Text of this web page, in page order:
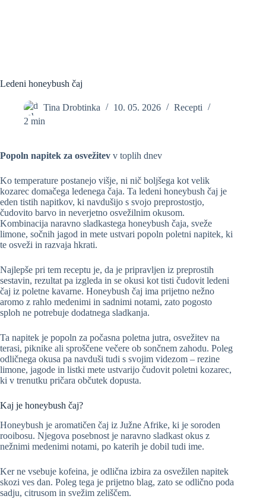
Ledeni honeybush čaj
Tina Drobtinka 10. 05. 2026
Recepti
2 min
Popoln napitek za osvežitev v toplih dnev
Ko temperature postanejo višje, ni nič boljšega kot velik
kozarec domačega ledenega čaja. Ta ledeni honeybush čaj je
eden tistih napitkov, ki navdušijo s svojo preprostostjo,
čudovito barvo in neverjetno osvežilnim okusom.
Kombinacija naravno sladkastega honeybush čaja, sveže
limone, sočnih jagod in mete ustvari popoln poletni napitek, ki
te osveži in razvaja hkrati.
Najlepše pri tem receptu je, da je pripravljen iz preprostih
sestavin, rezultat pa izgleda in se okusi kot tisti čudovit ledeni
čaj iz poletne kavarne. Honeybush čaj ima prijetno nežno
aromo z rahlo medenimi in sadnimi notami, zato pogosto
sploh ne potrebuje dodatnega sladkanja.
Ta napitek je popoln za počasna poletna jutra, osvežitev na
terasi, piknike ali sproščene večere ob sončnem zahodu. Poleg
odličnega okusa pa navduši tudi s svojim videzom – rezine
limone, jagode in listki mete ustvarijo čudovit poletni kozarec,
ki v trenutku pričara občutek dopusta.
Kaj je honeybush čaj?
Honeybush je aromatičen čaj iz Južne Afrike, ki je soroden
rooibosu. Njegova posebnost je naravno sladkast okus z
nežnimi medenimi notami, po katerih je dobil tudi ime.
Ker ne vsebuje kofeina, je odlična izbira za osvežilen napitek
skozi ves dan. Poleg tega je prijetno blag, zato se odlično poda
sadju, citrusom in svežim zeliščem.